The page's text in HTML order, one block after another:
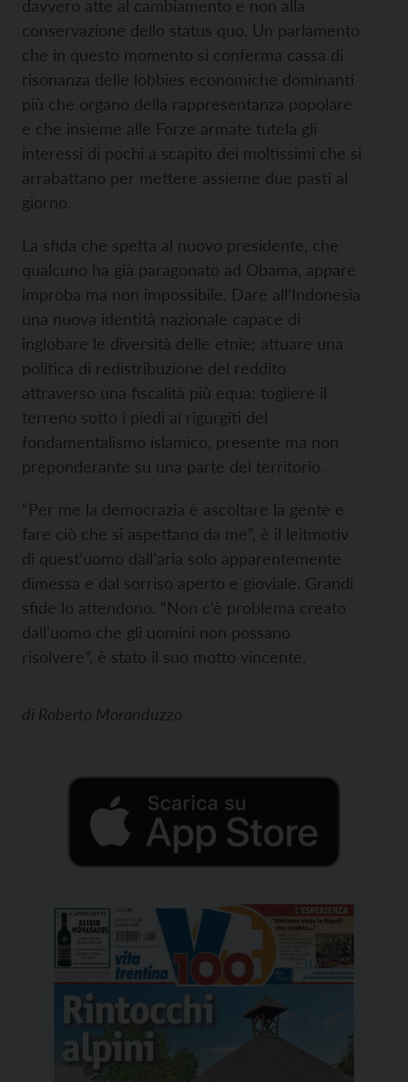
davvero atte al cambiamento e non alla
conservazione dello status quo. Un parlamento
che in questo momento si conferma cassa di
risonanza delle lobbies economiche dominanti
più che organo della rappresentanza popolare
e che insieme alle Forze armate tutela gli
interessi di pochi a scapito dei moltissimi che si
arrabattano per mettere assieme due pasti al
giorno.
La sfida che spetta al nuovo presidente, che
qualcuno ha già paragonato ad Obama, appare
improba ma non impossibile. Dare all’Indonesia
una nuova identità nazionale capace di
inglobare le diversità delle etnie; attuare una
politica di redistribuzione del reddito
attraverso una fiscalità più equa; togliere il
terreno sotto i piedi ai rigurgiti del
fondamentalismo islamico, presente ma non
preponderante su una parte del territorio.
“Per me la democrazia è ascoltare la gente e
fare ciò che si aspettano da me”, è il leitmotiv
di quest’uomo dall’aria solo apparentemente
dimessa e dal sorriso aperto e gioviale. Grandi
sfide lo attendono. “Non c’è problema creato
dall’uomo che gli uomini non possano
risolvere”, è stato il suo motto vincente.
di Roberto Moranduzzo